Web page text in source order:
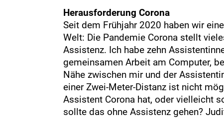
Herausforderung Corona
Seit dem Frühjahr 2020 haben wir
Welt: Die Pandemie Corona stellt
Assistenz. Ich habe zehn
gemeinsamen Arbeit am Computer,
Nähe zwischen mir und der
einer Zwei-Meter-Distanz ist nicht
Assistent Corona hat, oder vielleicht
sollte das ohne Assistenz gehen?